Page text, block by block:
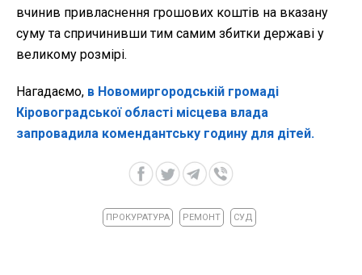
вчинив привласнення грошових коштів на вказану
суму та спричинивши тим самим збитки державі у
великому розмірі.
Нагадаємо, в Новомиргородській громаді
Кіровоградської області місцева влада
запровадила комендантську годину для дітей.
ПРОКУРАТУРА РЕМОНТ СУД